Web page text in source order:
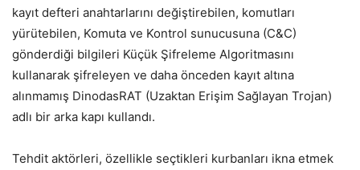
kayıt defteri anahtarlarını değiştirebilen, komutları
yürütebilen, Komuta ve Kontrol sunucusuna (C&C)
gönderdiği bilgileri Küçük Şifreleme Algoritmasını
kullanarak şifreleyen ve daha önceden kayıt altına
alınmamış DinodasRAT (Uzaktan Erişim Sağlayan Trojan)
adlı bir arka kapı kullandı.
Tehdit aktörleri, özellikle seçtikleri kurbanları ikna etmek